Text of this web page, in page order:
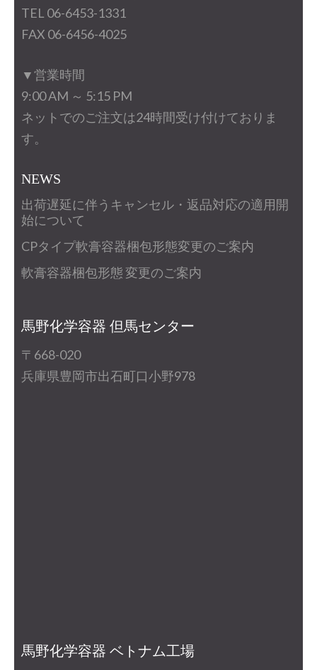
TEL 06-6453-1331
FAX 06-6456-4025
▼営業時間
9:00 AM ～ 5:15 PM
ネットでのご注文は24時間受け付けておりま
す。
NEWS
出荷遅延に伴うキャンセル・返品対応の適用開
始について
CPタイプ軟膏容器梱包形態変更のご案内
軟膏容器梱包形態 変更のご案内
馬野化学容器 但馬センター
〒668-020
兵庫県豊岡市出石町口小野978
馬野化学容器 ベトナム工場